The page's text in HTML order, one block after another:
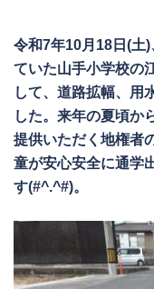
令和7年10月18日(土
ていた山手小学校の
して、道路拡幅、用
した。来年の夏頃か
提供いただく地権者
童が安心安全に通学
す(#^.^#)。